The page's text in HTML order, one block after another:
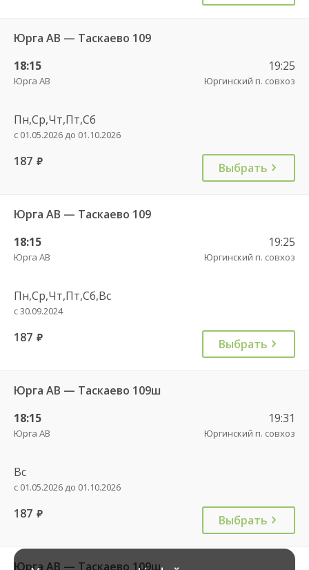
Юрга АВ — Таскаево 109
18:15
Юрга АВ
19:25
Юргинский п. совхоз
Пн,Ср,Чт,Пт,Сб
с 01.05.2026 до 01.10.2026
187 руб. Выбрать
Юрга АВ — Таскаево 109
18:15
Юрга АВ
19:25
Юргинский п. совхоз
Пн,Ср,Чт,Пт,Сб,Вс
с 30.09.2024
187 руб. Выбрать
Юрга АВ — Таскаево 109ш
18:15
Юрга АВ
19:31
Юргинский п. совхоз
Вс
с 01.05.2026 до 01.10.2026
187 руб. Выбрать
Юрга АВ — Таскаево 109ш